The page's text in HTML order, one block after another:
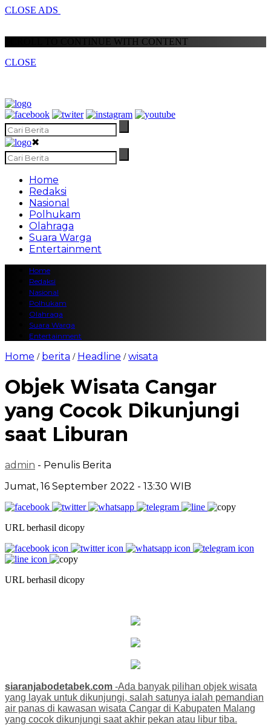
CLOSE ADS
SCROLL TO CONTINUE WITH CONTENT
CLOSE
✖
Home
Redaksi
Nasional
Polhukam
Olahraga
Suara Warga
Entertainment
Home
Redaksi
Nasional
Polhukam
Olahraga
Suara Warga
Entertainment
Home / berita / Headline /wisata
Objek Wisata Cangar
yang Cocok Dikunjungi
saat Liburan
admin - Penulis Berita
Jumat, 16 September 2022 - 13:30 WIB
URL berhasil dicopy
URL berhasil dicopy
siaranjabodetabek.com -Ada banyak pilihan objek wisata
yang layak untuk dikunjungi, salah satunya ialah pemandian
air panas di kawasan wisata Cangar di Kabupaten Malang
yang cocok dikunjungi saat akhir pekan atau libur tiba.